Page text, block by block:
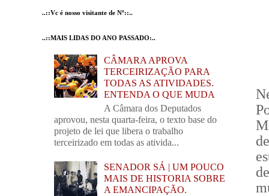
..::Vc é nosso visitante de Nº::..
..::MAIS LIDAS DO ANO PASSADO:..
CÂMARA APROVA
TERCEIRIZAÇÃO PARA
TODAS AS ATIVIDADES.
ENTENDA O QUE MUDA
A Câmara dos Deputados
aprovou, nesta quarta-feira, o texto base do
projeto de lei que libera o trabalho
terceirizado em todas as ativida...
SENADOR SÁ | UM POUCO
MAIS DE HISTORIA SOBRE
A EMANCIPAÇÃO.